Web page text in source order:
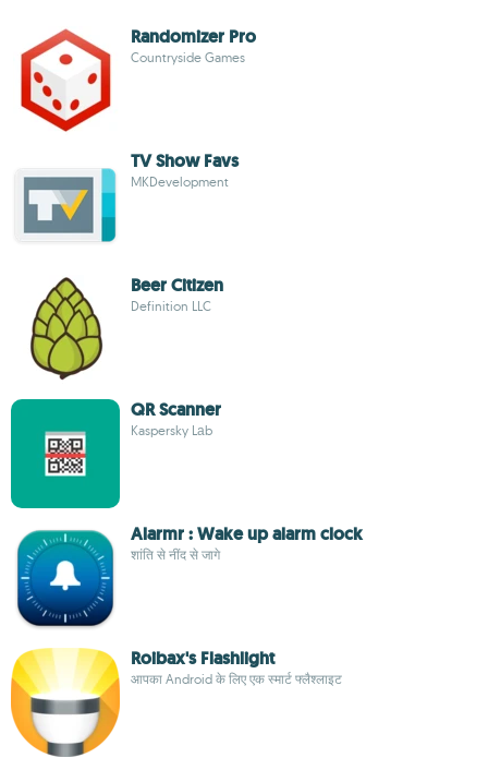
Randomizer Pro
Countryside Games
TV Show Favs
MKDevelopment
Beer Citizen
Definition LLC
QR Scanner
Kaspersky Lаb
Alarmr : Wake up alarm clock
शांति से नींद से जागे
Roibax's Flashlight
आपका Android के लिए एक स्मार्ट फ्लैश्लाइट